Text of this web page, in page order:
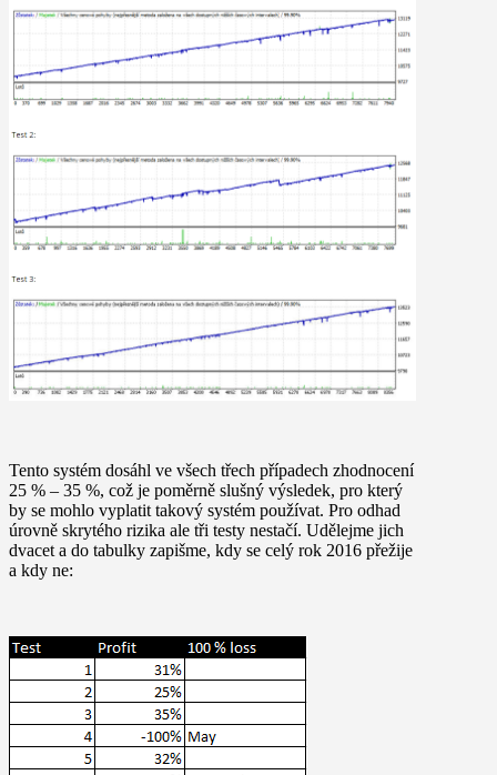
Tento systém dosáhl ve všech třech případech zhodnocení
25 % – 35 %, což je poměrně slušný výsledek, pro který
by se mohlo vyplatit takový systém používat. Pro odhad
úrovně skrytého rizika ale tři testy nestačí. Udělejme jich
dvacet a do tabulky zapišme, kdy se celý rok 2016 přežije
a kdy ne: